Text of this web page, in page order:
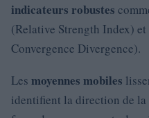
indicateurs robustes
(Relative Strength Index) et
Convergence Divergence).
Les moyennes mobiles
identifient la direction de la